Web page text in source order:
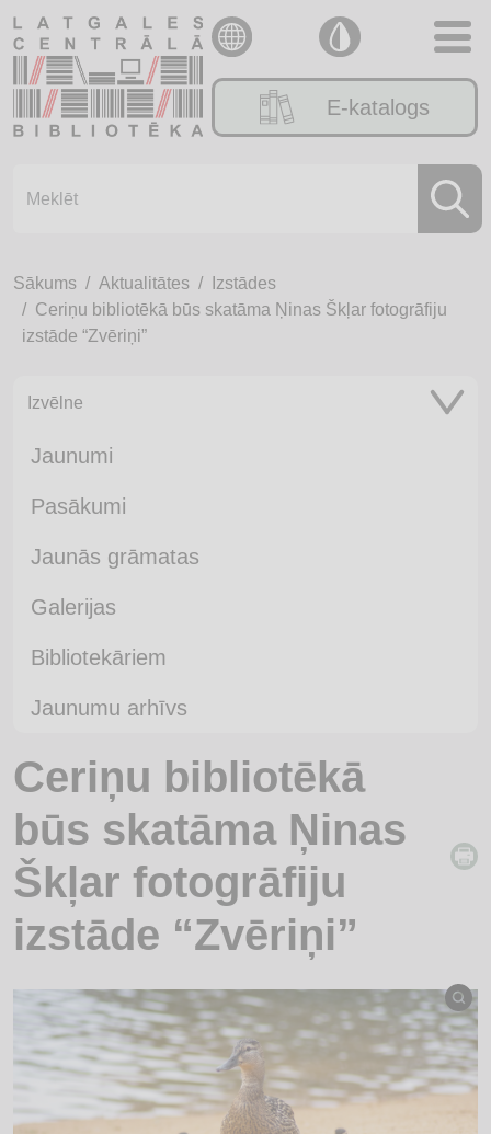
E-katalogs
Sākums Aktualitātes
Izstādes
Ceriņu bibliotēkā būs skatāma Ņinas Škļar fotogrāfiju
izstāde “Zvēriņi”
Izvēlne
Jaunumi
Pasākumi
Jaunās grāmatas
Galerijas
Bibliotekāriem
Jaunumu arhīvs
Ceriņu bibliotēkā
būs skatāma Ņinas
Škļar fotogrāfiju
izstāde “Zvēriņi”